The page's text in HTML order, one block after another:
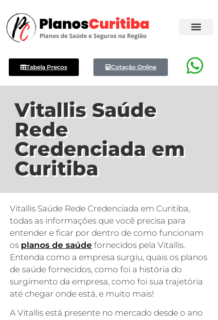
Tabela Preços Cotação Online
Vitallis Saúde
Rede
Credenciada em
Curitiba
Vitallis Saúde Rede Credenciada em Curitiba,
todas as informações que você precisa para
entender e ficar por dentro de como funcionam
os planos de saúde fornecidos pela Vitallis.
Entenda como a empresa surgiu, quais os planos
de saúde fornecidos, como foi a história do
surgimento da empresa, como foi sua trajetória
até chegar onde está, e muito mais!
A Vitallis está presente no mercado desde o ano